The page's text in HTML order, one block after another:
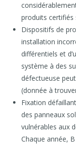
produits certifiés
Dispositifs de
installation
différentiels et
système à des
défectueuse
(donnée à
Fixation
des panneaux
vulnérables aux
Chaque année,